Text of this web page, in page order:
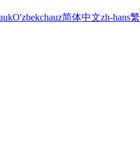
ukO'zbekchauz简体中文zh-hans